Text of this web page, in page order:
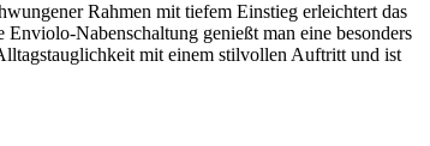
Rahmen mit tiefem Einstieg erleichtert das
Nabenschaltung genießt man eine besonders
mit einem stilvollen Auftritt und ist